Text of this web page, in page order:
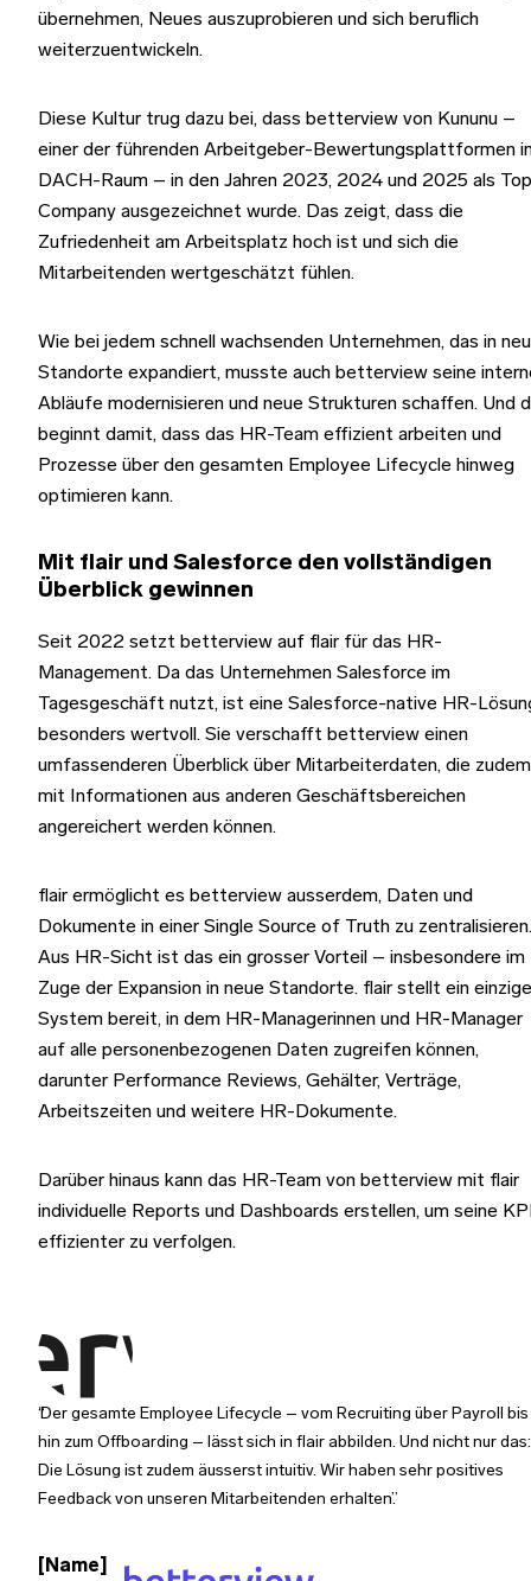
übernehmen, Neues auszuprobieren und sich beruflich
weiterzuentwickeln.
Diese Kultur trug dazu bei, dass betterview von Kununu –
einer der führenden Arbeitgeber-Bewertungsplattformen
DACH-Raum – in den Jahren 2023, 2024 und 2025 als Top
Company ausgezeichnet wurde. Das zeigt, dass die
Zufriedenheit am Arbeitsplatz hoch ist und sich die
Mitarbeitenden wertgeschätzt fühlen.
Wie bei jedem schnell wachsenden Unternehmen, das in
Standorte expandiert, musste auch betterview seine
Abläufe modernisieren und neue Strukturen schaffen. Und
beginnt damit, dass das HR-Team effizient arbeiten und
Prozesse über den gesamten Employee Lifecycle hinweg
optimieren kann.
Mit flair und Salesforce den vollständigen
Überblick gewinnen
Seit 2022 setzt betterview auf flair für das HR-
Management. Da das Unternehmen Salesforce im
Tagesgeschäft nutzt, ist eine Salesforce-native HR-
besonders wertvoll. Sie verschafft betterview einen
umfassenderen Überblick über Mitarbeiterdaten, die zudem
mit Informationen aus anderen Geschäftsbereichen
angereichert werden können.
flair ermöglicht es betterview ausserdem, Daten und
Dokumente in einer Single Source of Truth zu zentralisieren.
Aus HR-Sicht ist das ein grosser Vorteil – insbesondere im
Zuge der Expansion in neue Standorte. flair stellt ein
System bereit, in dem HR-Managerinnen und HR-Manager
auf alle personenbezogenen Daten zugreifen können,
darunter Performance Reviews, Gehälter, Verträge,
Arbeitszeiten und weitere HR-Dokumente.
Darüber hinaus kann das HR-Team von betterview mit flair
individuelle Reports und Dashboards erstellen, um seine
effizienter zu verfolgen.
Der gesamte Employee Lifecycle – vom Recruiting über Payroll bis
hin zum Offboarding – lässt sich in flair abbilden. Und nicht nur das:
Die Lösung ist zudem äusserst intuitiv. Wir haben sehr positives
Feedback von unseren Mitarbeitenden erhalten.
[Name]